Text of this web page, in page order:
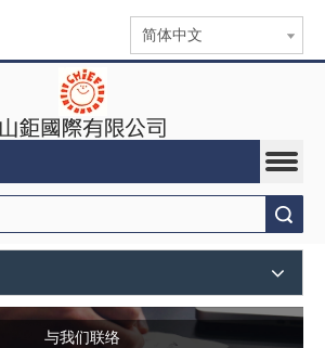
简体中文
与我们联络